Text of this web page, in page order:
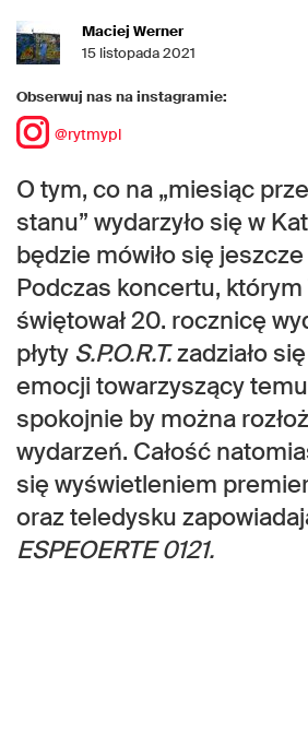
Maciej Werner
15 listopada 2021
Obserwuj nas na instagramie:
@rytmypl
O tym, co na „miesiąc
stanu” wydarzyło się w
będzie mówiło się
Podczas koncertu, którym
świętował 20. rocznicę
płyty S.P.O.R.T.zadziało
emocji towarzyszący
spokojnie by można
wydarzeń. Całość
się wyświetleniem
oraz teledysku
ESPEOERTE 0121.